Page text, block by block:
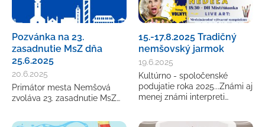
Pozvánka na 23.
zasadnutie MsZ dňa
25.6.2025
20.6.2025
Primátor mesta Nemšová
zvoláva 23. zasadnutie MsZ…
15.-17.8.2025 Tradičný
nemšovský jarmok
19.6.2025
Kultúrno - spoločenské
podujatie roka 2025...Známi aj
menej známi interpreti…